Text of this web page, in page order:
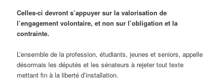
Celles-ci devront s’appuyer sur la valorisation de
l’engagement volontaire, et non sur l’obligation et la
contrainte.
L’ensemble de la profession, étudiants, jeunes et seniors, appelle
désormais les députés et les sénateurs à rejeter tout texte
mettant fin à la liberté d’installation.